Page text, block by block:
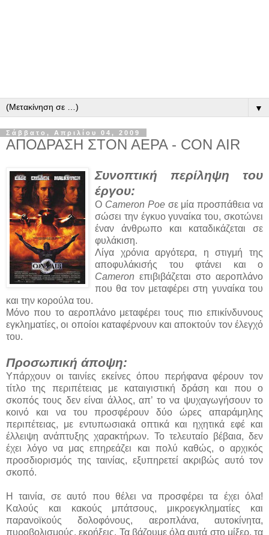
▼
Σάββατο, Απριλίου 04, 2009
ΑΠΟΔΡΑΣΗ ΣΤΟΝ ΑΕΡΑ - CON AIR
Συνοπτική περίληψη του
έργου:
Ο Cameron Poeσε μία προσπάθεια να
σώσει την έγκυο γυναίκα του, σκοτώνει
έναν άνθρωπο και καταδικάζεται σε
φυλάκιση.
Λίγα χρόνια αργότερα, η στιγμή της
αποφυλάκισής του φτάνει και ο
Cameron επιβιβάζεται στο αεροπλάνο
που θα τον μεταφέρει στη γυναίκα του
και την κορούλα του.
Μόνο που το αεροπλάνο μεταφέρει τους πιο επικίνδυνους
εγκληματίες, οι οποίοι καταφέρνουν και αποκτούν τον έλεγχό
του.
Προσωπική άποψη:
Υπάρχουν οι ταινίες εκείνες όπου περήφανα φέρουν τον
τίτλο της περιπέτειας με καταιγιστική δράση και που ο
σκοπός τους δεν είναι άλλος, απ’ το να ψυχαγωγήσουν το
κοινό και να του προσφέρουν δύο ώρες απαράμηλης
περιπέτειας, με εντυπωσιακά οπτικά και ηχητικά εφέ και
έλλειψη ανάπτυξης χαρακτήρων. Το τελευταίο βέβαια, δεν
έχει λόγο να μας επηρεάζει και πολύ καθώς, ο αρχικός
προσδιορισμός της ταινίας, εξυπηρετεί ακριβώς αυτό τον
σκοπό.
Η ταινία, σε αυτό που θέλει να προσφέρει τα έχει όλα!
Καλούς και κακούς μπάτσους, μικροεγκληματίες και
παρανοϊκούς δολοφόνους, αεροπλάνα, αυτοκίνητα,
πυροβολισμούς, εκρήξεις. Τα βάζουμε όλα αυτά στο μίξερ, τα